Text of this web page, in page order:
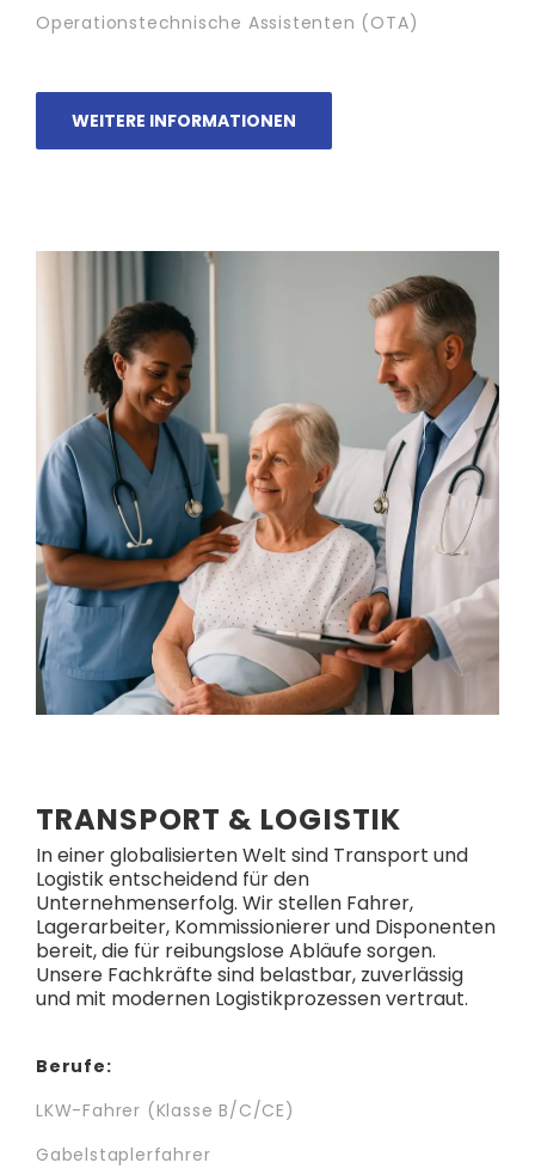
Operationstechnische Assistenten (OTA)
WEITERE INFORMATIONEN
TRANSPORT & LOGISTIK
In einer globalisierten Welt sind Transport und
Logistik entscheidend für den
Unternehmenserfolg. Wir stellen Fahrer,
Lagerarbeiter, Kommissionierer und Disponenten
bereit, die für reibungslose Abläufe sorgen.
Unsere Fachkräfte sind belastbar, zuverlässig
und mit modernen Logistikprozessen vertraut.
Berufe:
LKW-Fahrer (Klasse B/C/CE)
Gabelstaplerfahrer